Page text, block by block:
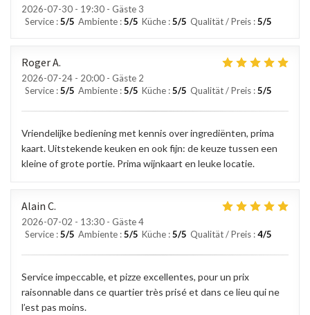
2026-07-30 - 19:30 - Gäste 3
Service :5/5 Ambiente :5/5 Küche :5/5 Qualität / Preis :5/5
RogerA
2026-07-24 - 20:00 - Gäste 2
Service :5/5 Ambiente :5/5 Küche :5/5 Qualität / Preis :5/5
Vriendelijke bediening met kennis over ingrediënten, prima
kaart. Uitstekende keuken en ook fijn: de keuze tussen een
kleine of grote portie. Prima wijnkaart en leuke locatie.
Alain C
2026-07-02 - 13:30 - Gäste 4
Service :5/5 Ambiente :5/5 Küche :5/5 Qualität / Preis :4/5
Service impeccable, et pizze excellentes, pour un prix
raisonnable dans ce quartier très prisé et dans ce lieu qui ne
l’est pas moins.